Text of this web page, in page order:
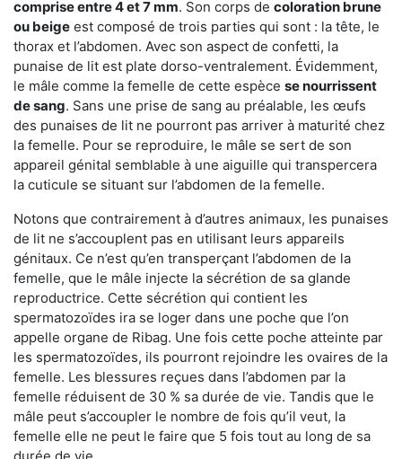
comprise entre 4 et 7 mm. Son corps de coloration brune
ou beige est composé de trois parties qui sont : la tête, le
thorax et l’abdomen. Avec son aspect de confetti, la
punaise de lit est plate dorso-ventralement. Évidemment,
le mâle comme la femelle de cette espèce se nourrissent
de sang. Sans une prise de sang au préalable, les œufs
des punaises de lit ne pourront pas arriver à maturité chez
la femelle. Pour se reproduire, le mâle se sert de son
appareil génital semblable à une aiguille qui transpercera
la cuticule se situant sur l’abdomen de la femelle.
Notons que contrairement à d’autres animaux, les punaises
de lit ne s’accouplent pas en utilisant leurs appareils
génitaux. Ce n’est qu’en transperçant l’abdomen de la
femelle, que le mâle injecte la sécrétion de sa glande
reproductrice. Cette sécrétion qui contient les
spermatozoïdes ira se loger dans une poche que l’on
appelle organe de Ribag. Une fois cette poche atteinte par
les spermatozoïdes, ils pourront rejoindre les ovaires de la
femelle. Les blessures reçues dans l’abdomen par la
femelle réduisent de 30 % sa durée de vie. Tandis que le
mâle peut s’accoupler le nombre de fois qu’il veut, la
femelle elle ne peut le faire que 5 fois tout au long de sa
durée de vie.